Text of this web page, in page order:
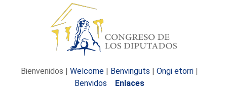
Bienvenidos | Welcome | Benvinguts | Ongi etorri |
Benvidos
Enlaces